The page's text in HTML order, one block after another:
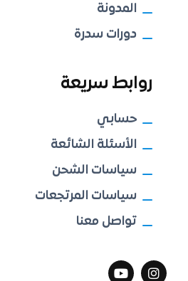
المدونة
دورات سدرة
روابط سريعة
حسابي
الأسئلة الشائعة
سياسات الشحن
سياسات المرتجعات
تواصل معنا